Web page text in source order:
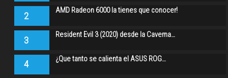
2 AMD Radeon 6000 la tienes que conocer!
3 Resident Evil 3 (2020) desde la Caverna…
4 ¿Que tanto se calienta el ASUS ROG…